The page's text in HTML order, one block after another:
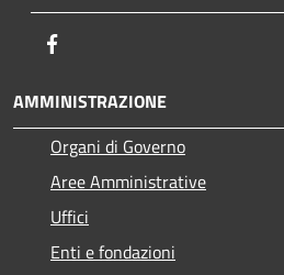
AMMINISTRAZIONE
Organi di Governo
Aree Amministrative
Uffici
Enti e fondazioni